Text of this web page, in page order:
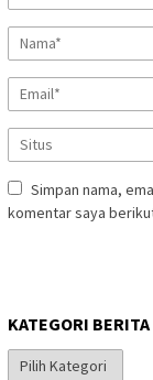
Simpan nama,
komentar saya
KATEGORI BERITA
Kategori